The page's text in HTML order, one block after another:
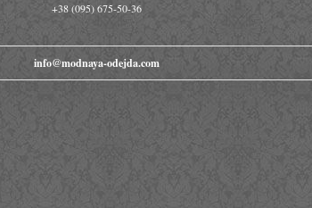
+38 (095) 675-50-36
info@modnaya-odejda.com